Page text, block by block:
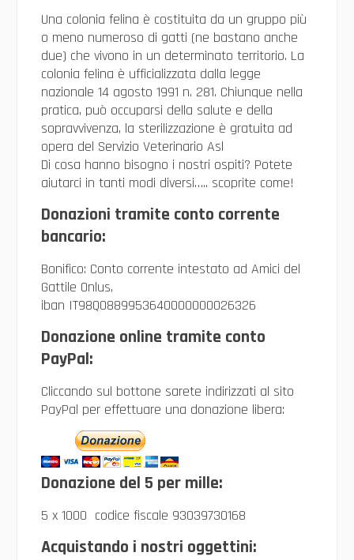
Una colonia felina è costituita da un gruppo più
o meno numeroso di gatti (ne bastano anche
due) che vivono in un determinato territorio. La
colonia felina è ufficializzata dalla legge
nazionale 14 agosto 1991 n. 281. Chiunque nella
pratica, può occuparsi della salute e della
sopravvivenza, la sterilizzazione è gratuita ad
opera del Servizio Veterinario Asl
Di cosa hanno bisogno i nostri ospiti? Potete
aiutarci in tanti modi diversi….. scoprite come!
Donazioni tramite conto corrente
bancario:
Bonifico: Conto corrente intestato ad Amici del
Gattile Onlus,
iban IT98Q0889953640000000026326
Donazione online tramite conto
PayPal:
Cliccando sul bottone sarete indirizzati al sito
PayPal per effettuare una donazione libera:
Donazione del 5 per mille:
5 x 1000 codice fiscale 93039730168
Acquistando i nostri oggettini: